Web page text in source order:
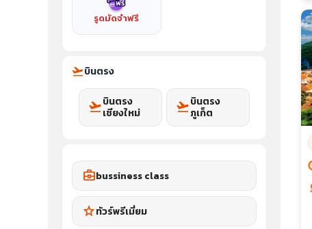
รูดมัดจำฟรี
flight_takeoffบินตรง
flight_takeoffบินตรง
เชียงใหม่
flight_takeoffบินตรง
ภูเก็ต
business_centerbussiness class
starทัวร์พรีเมี่ยม